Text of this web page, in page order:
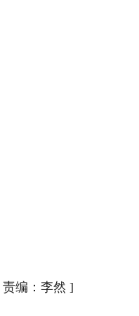
责编：李然 ]